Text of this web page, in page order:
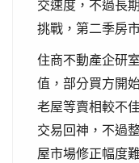
交速度，不過長
挑戰，第二季房
住商不動產企研
值，部分買方開
老屋等賣相較不
交易回神，不過
屋市場修正幅度